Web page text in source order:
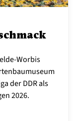
Worbis
der DDR als
2026.